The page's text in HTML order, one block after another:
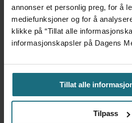
annonser et personlig preg, for å
mediefunksjoner og for å
klikke på “Tillat alle
informasjonskapsler på Dagens
Tillat alle
Tilpass